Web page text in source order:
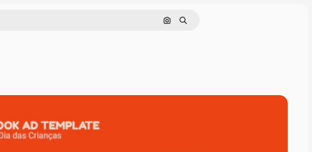
Pesquisar por imagem
Buscar